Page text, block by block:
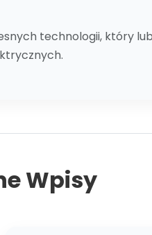
technologii, który
Wpisy